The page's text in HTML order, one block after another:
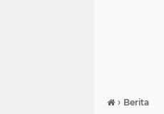
› Berita